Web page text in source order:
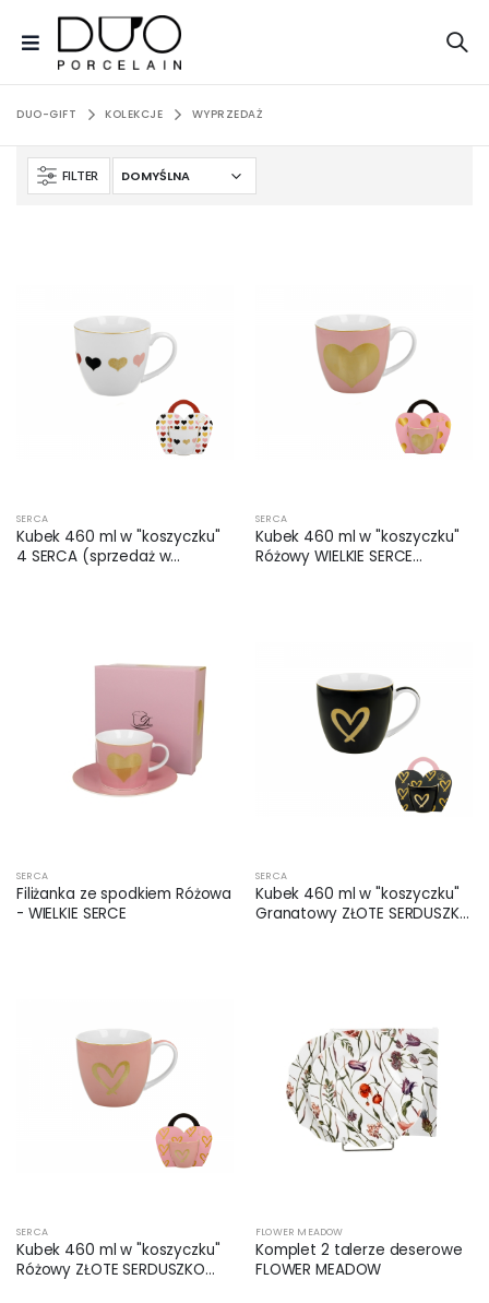
DUO-GIFT KOLEKCJE WYPRZEDAŻ
FILTER
SERCA
Kubek 460 ml w "koszyczku"
4 SERCA (sprzedaż w
SERCA
Kubek 460 ml w "koszyczku"
Różowy WIELKIE SERCE
SERCA
Filiżanka ze spodkiem Różowa
- WIELKIE SERCE
SERCA
Kubek 460 ml w "koszyczku"
Granatowy ZŁOTE SERDUSZKO
SERCA
Kubek 460 ml w "koszyczku"
Różowy ZŁOTE SERDUSZKO
FLOWER MEADOW
Komplet 2 talerze deserowe
FLOWER MEADOW